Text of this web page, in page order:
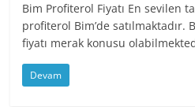
Bim Profiterol Fiyatı En sevilen
profiterol Bim’de
fiyatı merak konusu
Devam